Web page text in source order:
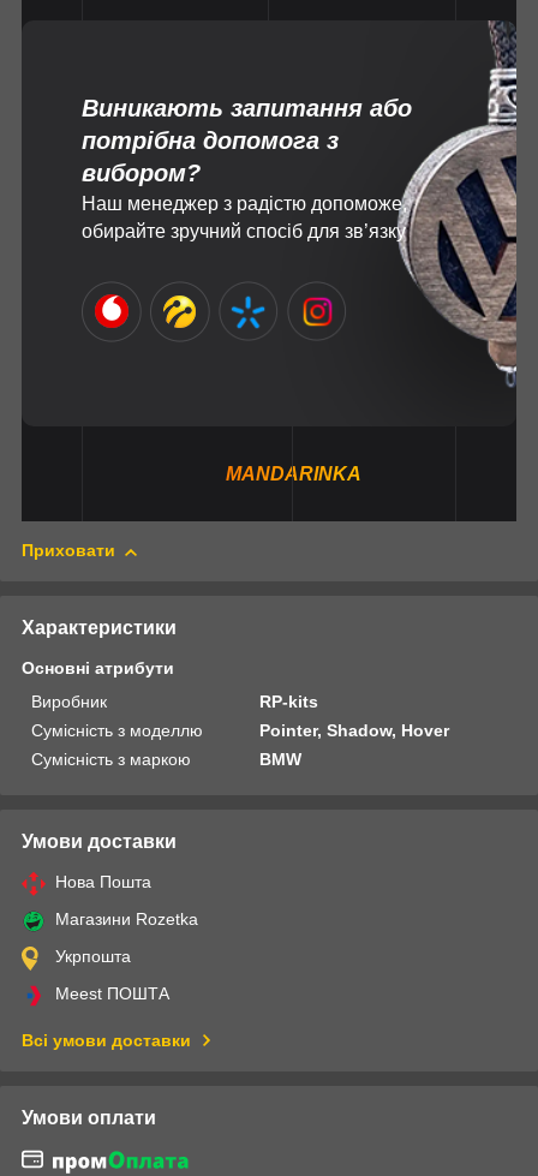
Виникають запитання або
потрібна допомога з
вибором?
Наш менеджер з радістю допоможе,
обирайте зручний спосіб для зв’язку
MANDARINKA
Приховати
Характеристики
Основні атрибути
Виробник
RP-kits
Сумісність з моделлю
Pointer, Shadow, Hover
Сумісність з маркою
BMW
Умови доставки
Нова Пошта
Магазини Rozetka
Укрпошта
Meest ПОШТА
Всі умови доставки
Умови оплати